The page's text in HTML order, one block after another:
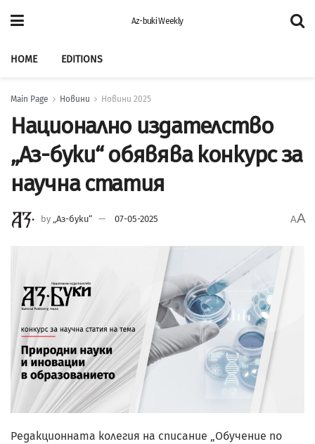
Az-buki Weekly
HOME EDITIONS
Main Page Новини Новини 2025
Национално издателство
„Аз-буки“ обявява конкурс за
научна статия
by „Аз-буки“ 07-05-2025 AA
Редакционната колегия на списание „Обучение по